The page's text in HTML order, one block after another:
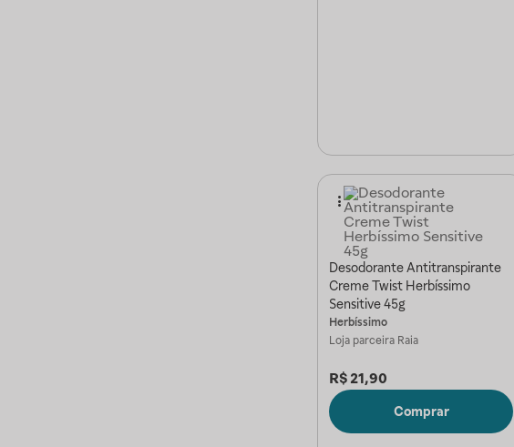
Desodorante Antitranspirante
Creme Twist Herbíssimo
Sensitive 45g
Herbíssimo
Loja parceira Raia
R$ 21,90
Comprar